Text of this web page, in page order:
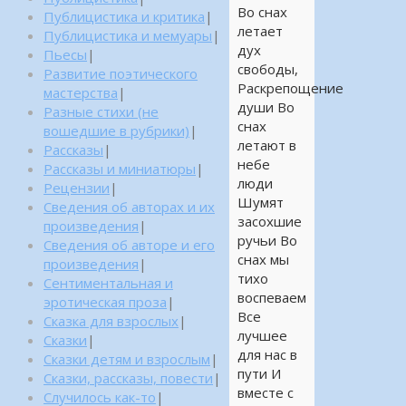
Во снах
летает
дух
свободы,
Раскрепощение
души Во
снах
летают в
небе
люди
Шумят
засохшие
ручьи Во
снах мы
тихо
воспеваем
Все
лучшее
для нас в
пути И
вместе с
Публицистика и критика |
Публицистика и мемуары |
Пьесы |
Развитие поэтического
мастерства |
Разные стихи (не
вошедшие в рубрики) |
Рассказы |
Рассказы и миниатюры |
Рецензии |
Сведения об авторах и их
произведения |
Сведения об авторе и его
произведения |
Сентиментальная и
эротическая проза |
Сказка для взрослых |
Сказки |
Сказки детям и взрослым |
Сказки, рассказы, повести |
Случилось как-то |